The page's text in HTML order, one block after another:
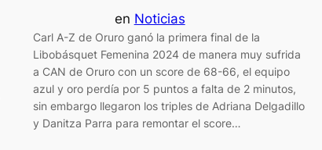
en Noticias
Carl A-Z de Oruro ganó la primera final de la
Libobásquet Femenina 2024 de manera muy sufrida
a CAN de Oruro con un score de 68-66, el equipo
azul y oro perdía por 5 puntos a falta de 2 minutos,
sin embargo llegaron los triples de Adriana Delgadillo
y Danitza Parra para remontar el score…